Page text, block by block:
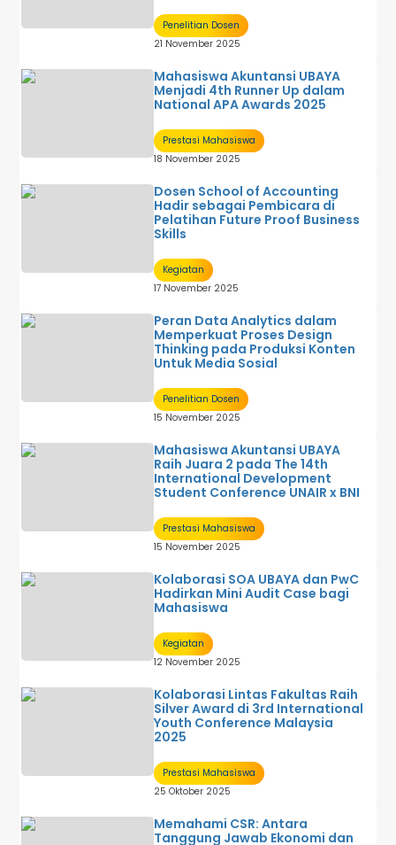
Penelitian Dosen
21 November 2025
Mahasiswa Akuntansi UBAYA
Menjadi 4th Runner Up dalam
National APA Awards 2025
Prestasi Mahasiswa
18 November 2025
Dosen School of Accounting
Hadir sebagai Pembicara di
Pelatihan Future Proof Business
Skills
Kegiatan
17 November 2025
Peran Data Analytics dalam
Memperkuat Proses Design
Thinking pada Produksi Konten
Untuk Media Sosial
Penelitian Dosen
15 November 2025
Mahasiswa Akuntansi UBAYA
Raih Juara 2 pada The 14th
International Development
Student Conference UNAIR x BNI
Prestasi Mahasiswa
15 November 2025
Kolaborasi SOA UBAYA dan PwC
Hadirkan Mini Audit Case bagi
Mahasiswa
Kegiatan
12 November 2025
Kolaborasi Lintas Fakultas Raih
Silver Award di 3rd International
Youth Conference Malaysia
2025
Prestasi Mahasiswa
25 Oktober 2025
Memahami CSR: Antara
Tanggung Jawab Ekonomi dan